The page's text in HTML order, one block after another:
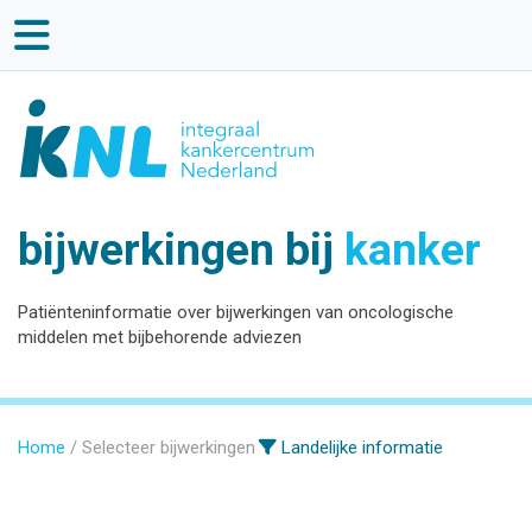
bijwerkingen bij kanker
Patiënteninformatie over bijwerkingen van oncologische
middelen met bijbehorende adviezen
Home Selecteer bijwerkingen Landelijke informatie